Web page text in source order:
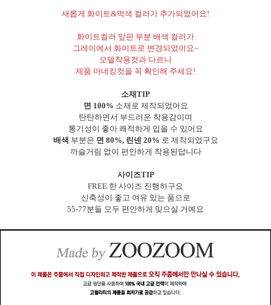
새롭게 화이트&먹색 컬러가 추가되었어요!
화이트컬러 앞판 부분 배색 컬러가
그레이에서 화이트로 변경되었어요~
모델착용컷과 다르니
제품 마네킹컷을 꼭 확인해 주세요!
소재TIP
면 100% 소재로 제작되었어요
탄탄하면서 부드러운 착용감이며
통기성이 좋아 쾌적하게 입을 수 있어요
배색 부분은 면 80%, 린넨 20% 로 제작되었구요
까슬거림 없이 편안하게 착용된답니다
사이즈TIP
FREE 한 사이즈 진행하구요
신축성이 좋고 여유 있는 품으로
55-77분들 모두 편안하게 맞으실 거예요